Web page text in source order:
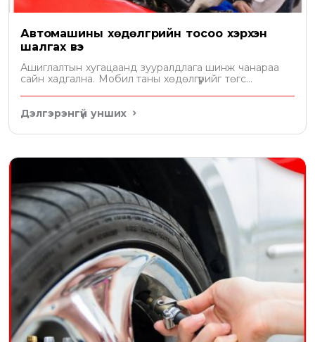
Автомашины хөдөлгүүрийн тосоо хэрхэн
шалгах вэ
Ашиглалтын хугацаанд зууралдлага шинж чанараа
сайн хадгална. Мобил таны хөдөлгүүрийг төгс
Дэлгэрэнгүй унших